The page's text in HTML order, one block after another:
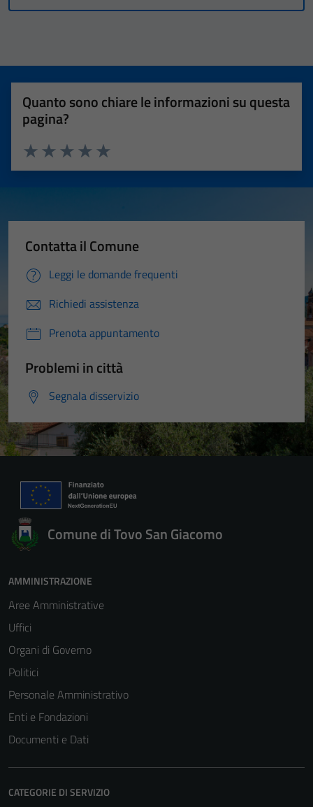
Quanto sono chiare le informazioni su questa
pagina?
Valuta 5 stelle su 5
Valuta 4 stelle su 5
Valuta 3 stelle su 5
Valuta 2 stelle su 5
Valuta 1 stelle su 5
Contatta il Comune
Leggi le domande frequenti
Richiedi assistenza
Prenota appuntamento
Problemi in città
Segnala disservizio
Comune di Tovo San Giacomo
AMMINISTRAZIONE
Aree Amministrative
Uffici
Organi di Governo
Politici
Personale Amministrativo
Enti e Fondazioni
Documenti e Dati
CATEGORIE DI SERVIZIO